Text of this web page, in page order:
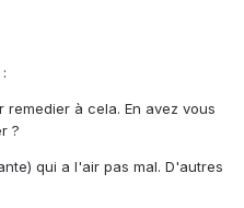
à cela. En avez vous
?
qui a l'air pas mal. D'autres